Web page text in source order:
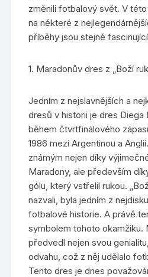
změnili fotbalový svět. V
na některé z
příběhy jsou stejně
1. Maradonův dres z „Boží
Jedním z nejslavnějších a
dresů v historii je dres Diega
během čtvrtfinálového
1986 mezi Argentinou a
známým nejen díky
Maradony, ale především
gólu, který vstřelil rukou.
nazvali, byla jedním z
fotbalové historie. A právě
symbolem tohoto okamžiku.
předvedl nejen svou
odvahu, což z něj udělalo
Tento dres je dnes